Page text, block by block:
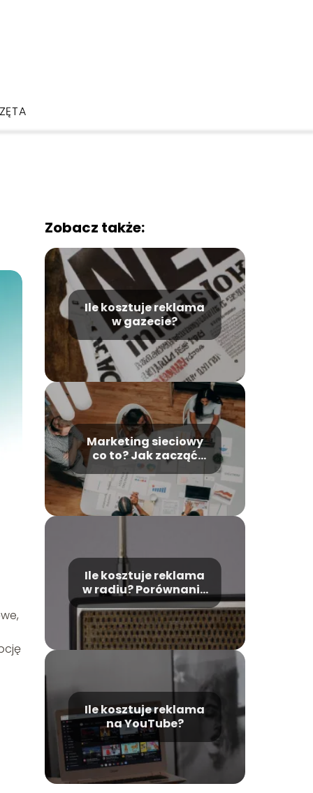
Zobacz także:
Ile kosztuje reklama
w gazecie?
Marketing sieciowy
co to? Jak zacząć
swoją przygodę z
nim?
Ile kosztuje reklama
w radiu? Porównanie
cen i efektywności
Ile kosztuje reklama
na YouTube?